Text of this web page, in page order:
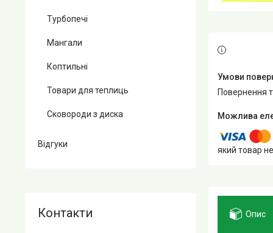
повернення
який товар
Опис
Турбопечі
Мангали
Коптильні
Товари для теплиць
Сковороди з диска
Відгуки